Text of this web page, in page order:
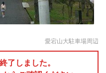
愛宕山大駐車場周辺
了しました。